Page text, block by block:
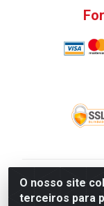
O nosso site
terceiros para
V. C.
Bandeira, Rio